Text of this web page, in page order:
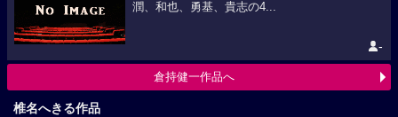
潤、和也、勇基、貴志の4...
-
倉持健一作品へ
椎名へきる作品